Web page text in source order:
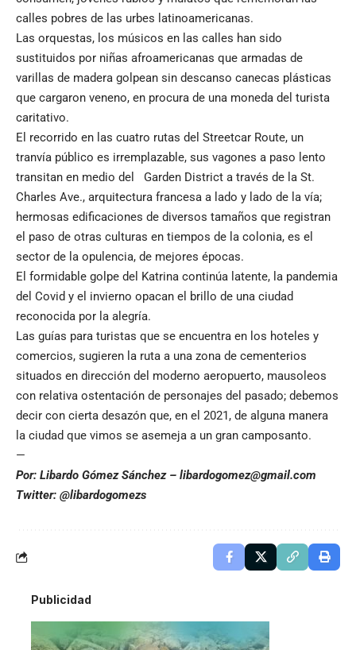
calles pobres de las urbes latinoamericanas.
Las orquestas, los músicos en las calles han sido
sustituidos por niñas afroamericanas que armadas de
varillas de madera golpean sin descanso canecas plásticas
que cargaron veneno, en procura de una moneda del turista
caritativo.
El recorrido en las cuatro rutas del Streetcar Route, un
tranvía público es irremplazable, sus vagones a paso lento
transitan en medio del Garden District a través de la St.
Charles Ave., arquitectura francesa a lado y lado de la vía;
hermosas edificaciones de diversos tamaños que registran
el paso de otras culturas en tiempos de la colonia, es el
sector de la opulencia, de mejores épocas.
El formidable golpe del Katrina continúa latente, la pandemia
del Covid y el invierno opacan el brillo de una ciudad
reconocida por la alegría.
Las guías para turistas que se encuentra en los hoteles y
comercios, sugieren la ruta a una zona de cementerios
situados en dirección del moderno aeropuerto, mausoleos
con relativa ostentación de personajes del pasado; debemos
decir con cierta desazón que, en el 2021, de alguna manera
la ciudad que vimos se asemeja a un gran camposanto.
—
Por: Libardo Gómez Sánchez – libardogomez@gmail.com
Twitter: @libardogomezs
Publicidad